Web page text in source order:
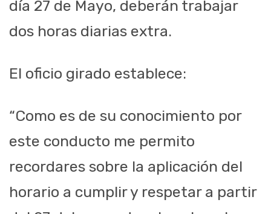
día 27 de Mayo, deberán trabajar
dos horas diarias extra.
El oficio girado establece:
“Como es de su conocimiento por
este conducto me permito
recordares sobre la aplicación del
horario a cumplir y respetar a partir